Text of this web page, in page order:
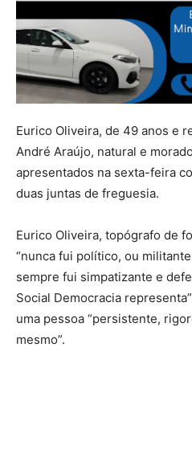
Eurico Oliveira, de 49 anos e
André Araújo, natural e
apresentados na sexta-feira
duas juntas de freguesia.
Eurico Oliveira, topógrafo de
“nunca fui político, ou
sempre fui simpatizante e
Social Democracia
uma pessoa “persistente,
mesmo”.